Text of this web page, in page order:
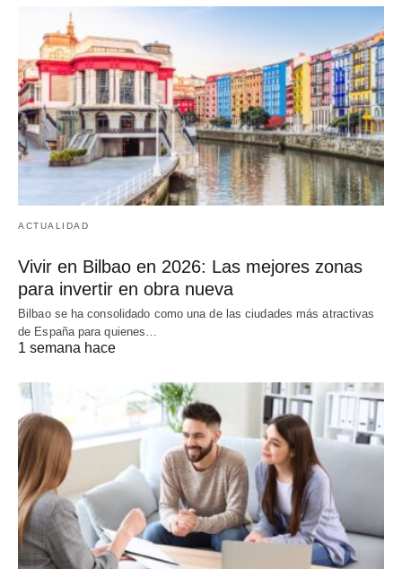
ACTUALIDAD
Vivir en Bilbao en 2026: Las mejores zonas
para invertir en obra nueva
Bilbao se ha consolidado como una de las ciudades más atractivas
de España para quienes…
1 semana hace